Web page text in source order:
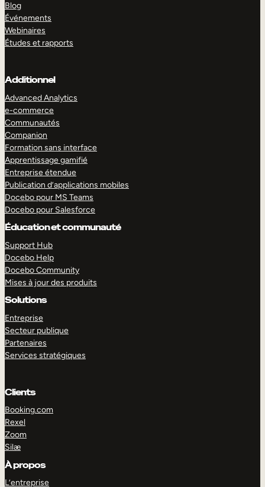
Blog
Événements
Webinaires
Études et rapports
Additionnel
Advanced Analytics
e-commerce
Communautés
Companion
Formation sans interface
Apprentissage gamifié
Entreprise étendue
Publication d’applications mobiles
Docebo pour MS Teams
Docebo pour Salesforce
Éducation et communauté
Support Hub
Docebo Help
Docebo Community
Mises à jour des produits
Solutions
Entreprise
Secteur publique
Partenaires
Services stratégiques
Clients
Booking.com
Rexel
Zoom
Silæ
À propos
L’entreprise